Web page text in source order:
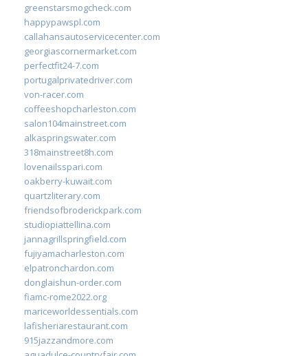
greenstarsmogcheck.com
happypawspl.com
callahansautoservicecenter.com
georgiascornermarket.com
perfectfit24-7.com
portugalprivatedriver.com
von-racer.com
coffeeshopcharleston.com
salon104mainstreet.com
alkaspringswater.com
318mainstreet8h.com
lovenailsspari.com
oakberry-kuwait.com
quartzliterary.com
friendsofbroderickpark.com
studiopiattellina.com
jannagrillspringfield.com
fujiyamacharleston.com
elpatronchardon.com
donglaishun-order.com
fiamc-rome2022.org
mariceworldessentials.com
lafisheriarestaurant.com
915jazzandmore.com